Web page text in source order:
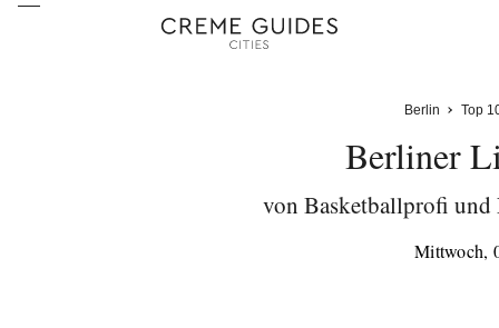
Berlin Top
Berliner
von Basketballprofi
Mittwoch,